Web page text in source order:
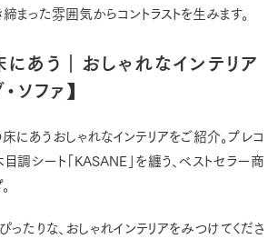
まった雰囲気からコントラストを生みます。
あう｜おしゃれなインテリア
ソファ】
にあうおしゃれなインテリアをご紹介。プレコ
調シート「KASANE」を纏う、ベストセラー商
たりな、おしゃれインテリアをみつけてくださ